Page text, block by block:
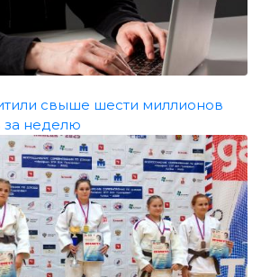
свыше шести миллионов
за неделю